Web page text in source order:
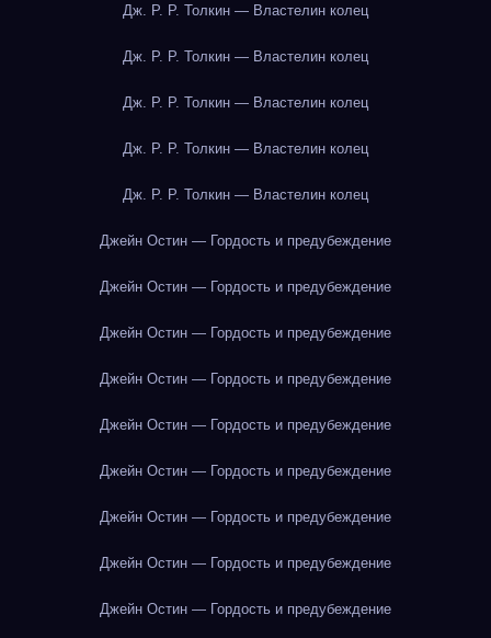
Дж. Р. Р. Толкин — Властелин колец
Дж. Р. Р. Толкин — Властелин колец
Дж. Р. Р. Толкин — Властелин колец
Дж. Р. Р. Толкин — Властелин колец
Дж. Р. Р. Толкин — Властелин колец
Джейн Остин — Гордость и предубеждение
Джейн Остин — Гордость и предубеждение
Джейн Остин — Гордость и предубеждение
Джейн Остин — Гордость и предубеждение
Джейн Остин — Гордость и предубеждение
Джейн Остин — Гордость и предубеждение
Джейн Остин — Гордость и предубеждение
Джейн Остин — Гордость и предубеждение
Джейн Остин — Гордость и предубеждение